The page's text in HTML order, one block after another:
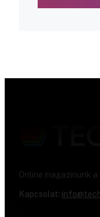
Online magazinunk
Kapcsolat: